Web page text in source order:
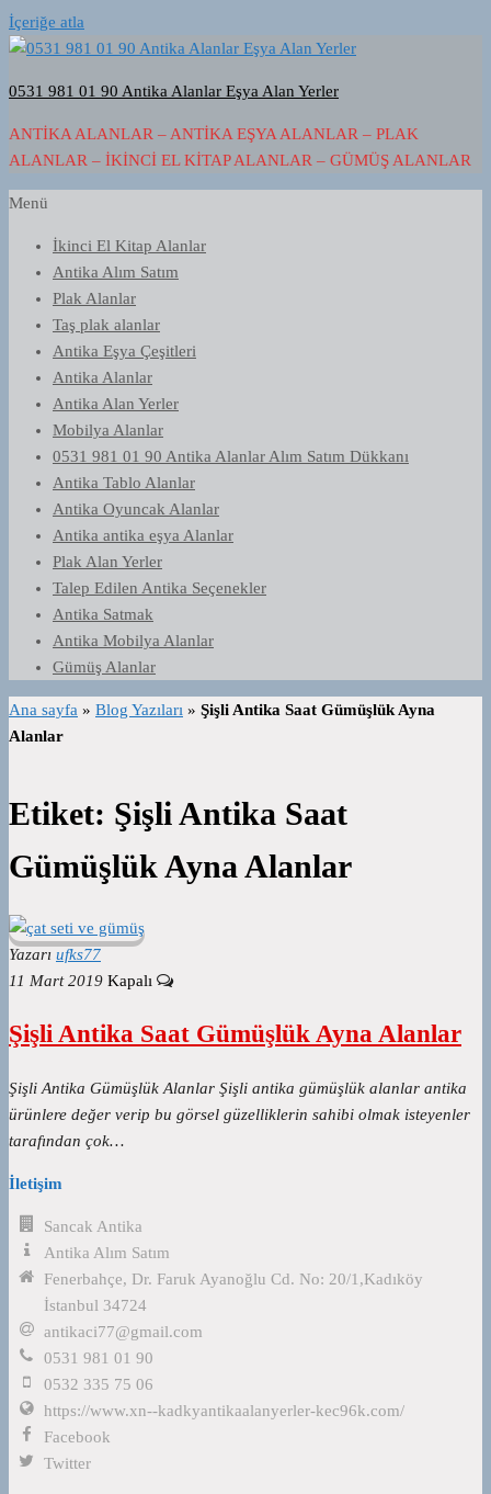
İçeriğe atla
0531 981 01 90 Antika Alanlar Eşya Alan Yerler
ANTIKA ALANLAR – ANTIKA EŞYA ALANLAR – PLAK
ALANLAR – İKINCI EL KITAP ALANLAR – GÜMÜŞ ALANLAR
Menü
İkinci El Kitap Alanlar
Antika Alım Satım
Plak Alanlar
Taş plak alanlar
Antika Eşya Çeşitleri
Antika Alanlar
Antika Alan Yerler
Mobilya Alanlar
0531 981 01 90 Antika Alanlar Alım Satım Dükkanı
Antika Tablo Alanlar
Antika Oyuncak Alanlar
Antika antika eşya Alanlar
Plak Alan Yerler
Talep Edilen Antika Seçenekler
Antika Satmak
Antika Mobilya Alanlar
Gümüş Alanlar
Ana sayfa » Blog Yazıları » Şişli Antika Saat Gümüşlük Ayna
Alanlar
Etiket: Şişli Antika Saat
Gümüşlük Ayna Alanlar
Yazarı ufks77
11 Mart 2019 Kapalı
Şişli Antika Saat Gümüşlük Ayna Alanlar
Şişli Antika Gümüşlük Alanlar Şişli antika gümüşlük alanlar antika
ürünlere değer verip bu görsel güzelliklerin sahibi olmak isteyenler
tarafından çok…
İletişim
Sancak Antika
Antika Alım Satım
Fenerbahçe, Dr. Faruk Ayanoğlu Cd. No: 20/1,Kadıköy
İstanbul 34724
antikaci77@gmail.com
0531 981 01 90
0532 335 75 06
https://www.xn--kadkyantikaalanyerler-kec96k.com/
Facebook
Twitter